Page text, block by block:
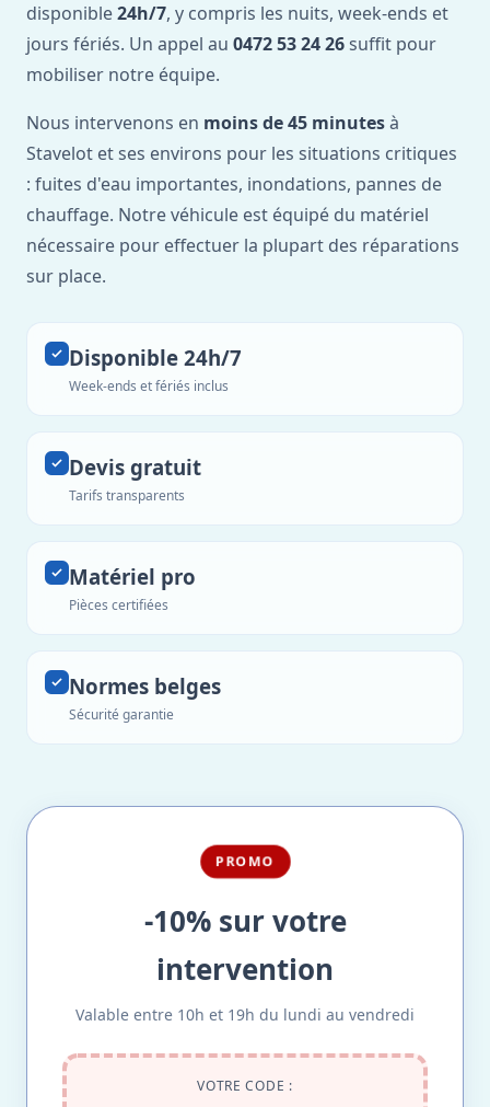
disponible24h/7, y compris les nuits, week-ends et
jours fériés. Un appel au 0472 53 24 26 suffit pour
mobiliser notre équipe.
Nous intervenons en moins de 45 minutesà
Stavelot et ses environs pour les situations critiques
: fuites d'eau importantes, inondations, pannes de
chauffage. Notre véhicule est équipé du matériel
nécessaire pour effectuer la plupart des réparations
sur place.
Disponible 24h/7
Week-ends et fériés inclus
Devis gratuit
Tarifs transparents
Matériel pro
Pièces certifiées
Normes belges
Sécurité garantie
PROMO
-10% sur votre
intervention
Valable entre 10h et 19h du lundi au vendredi
VOTRE CODE :